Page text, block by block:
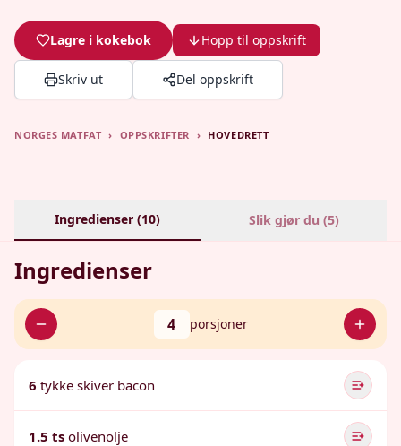
Lagre i kokebok Hopp til oppskrift
Skriv ut Del oppskrift
NORGES MATFAT › OPPSKRIFTER › HOVEDRETT
Ingredienser (10) Slik gjør du (5)
Ingredienser
4 porsjoner
6 tykke skiver bacon
1.5 ts olivenolje